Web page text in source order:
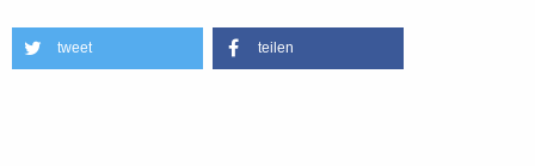
tweet teilen